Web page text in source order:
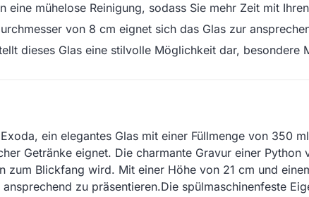
eine mühelose Reinigung, sodass Sie mehr Zeit mit
von 8 cm eignet sich das Glas zur
dieses Glas eine stilvolle Möglichkeit dar, besondere
ein elegantes Glas mit einer Füllmenge von 350
Getränke eignet. Die charmante Gravur einer
zum Blickfang wird. Mit einer Höhe von 21 cm und
zu präsentieren.Die spülmaschinenfeste